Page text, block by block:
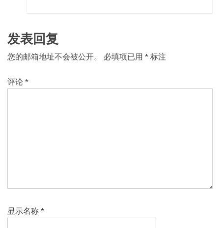
发表回复
您的邮箱地址不会被公开。 必填项已用 * 标注
评论 *
显示名称 *